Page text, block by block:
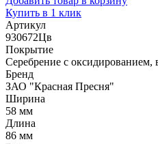
Купить в 1 клик
Артикул
930672Цв
Покрытие
Серебрение с оксидированием,
Бренд
ЗАО "Красная Пресня"
Ширина
58 мм
Длина
86 мм